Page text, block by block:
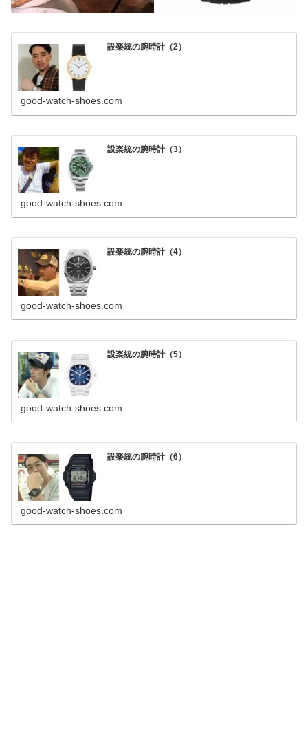
設楽統の腕時計（2）
good-watch-shoes.com
設楽統の腕時計（3）
good-watch-shoes.com
設楽統の腕時計（4）
good-watch-shoes.com
設楽統の腕時計（5）
good-watch-shoes.com
設楽統の腕時計（6）
good-watch-shoes.com